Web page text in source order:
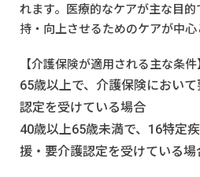
れます。医療的なケアが主な目
持・向上させるためのケアが中心
【介護保険が適用される主な条件
65歳以上で、介護保険におい
認定を受けている場合
40歳以上65歳未満で、16特定
援・要介護認定を受けている場